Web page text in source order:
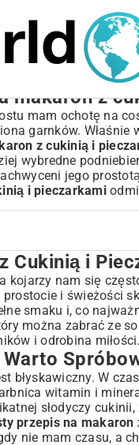
makaron z
mam ochotę na
garnków.
z cukinią i
wybredne
jego
i pieczarkami
i Pieczarkami:
Spróbować Tego
Jak Przygotować
na Wiosenne Danie
Makaronu
Cukinia i Pieczarki
Proste Instrukcje
i Aromatycznych
al Dente
i Finalne
Cukinią i
kojarzy nam się
i świeżości
smaku i, co
można zabrać ze
i odrobina miłości.
błyskawiczny. W
witamin i
słodyczy
przepis na makaron
nie mam czasu, a